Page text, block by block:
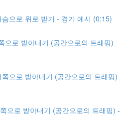
으로 위로 받기 - 경기 예시 (0:15)
으로 받아내기 (공간으로의 트래핑)
으로 받아내기 (공간으로의 트래핑)
으로 받아내기 (공간으로의 트래핑) -